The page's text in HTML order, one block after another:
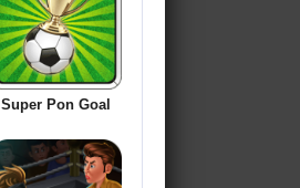
Super Pon Goal